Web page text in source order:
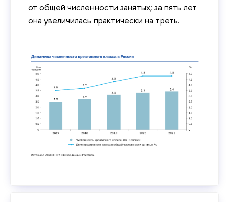
от общей численности занятых; за пять лет
она увеличилась практически на треть.